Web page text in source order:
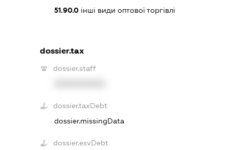
51.90.0 інші види оптової торгівлі
dossier.tax
dossier.staff
dossier.taxDebt
dossier.missingData
dossier.esvDebt